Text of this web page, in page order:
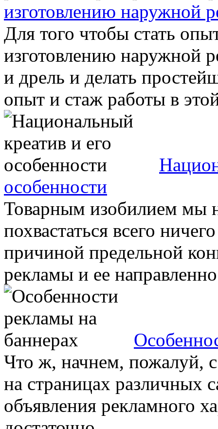
изготовлению наружной
Для того чтобы стать
изготовлению наружной
и дрель и делать
опыт и стаж работы в
особенности
Товарным изобилием мы
похвастаться всего
причиной предельной
рекламы и ее
Что ж, начнем, пожалуй,
на страницах различных
объявления рекламного